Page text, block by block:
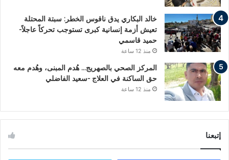
خالد البكاري يدق ناقوس الخطر: سبتة المحتلة
تعيش أزمة إنسانية كبرى تستوجب تحركاً عاجلاً-
حميد قاسمي
منذ 12 ساعة
المركز الصحي بالصهريج… هُدم المبنى، وهُدم معه
حق الساكنة في العلاج -سعيد الفاضلي
منذ 12 ساعة
إتبعنا